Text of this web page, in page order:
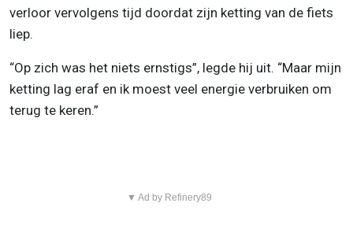
verloor vervolgens tijd doordat zijn ketting van de fiets
liep.
“Op zich was het niets ernstigs”, legde hij uit. “Maar mijn
ketting lag eraf en ik moest veel energie verbruiken om
terug te keren.”
▼ Ad by Refinery89